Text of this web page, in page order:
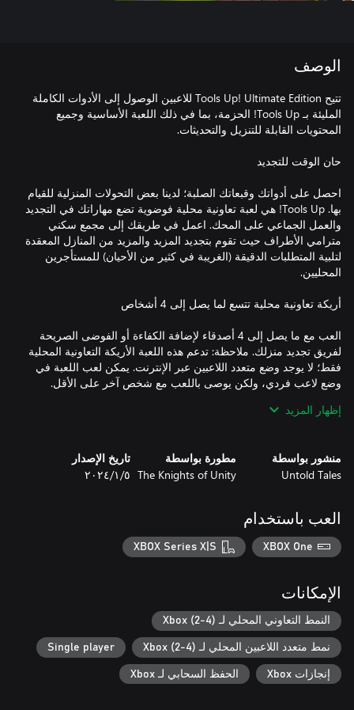
الوصف
تتيح Tools Up! Ultimate Edition للاعبين الوصول إلى الأدوات الكاملة
المليئة بـ Tools Up! الحزمة، بما في ذلك اللعبة الأساسية وجميع
احصل على أدواتك وقبعاتك الصلبة؛ لدينا بعض التحولات المنزلية للقيام
بها. Tools Up! هي لعبة تعاونية محلية فوضوية تضع مهاراتك في التجديد
والعمل الجماعي على المحك. اعمل في طريقك إلى مجمع سكني
مترامي الأطراف حيث تقوم بتجديد المزيد والمزيد من المنازل المعقدة
لتلبية المتطلبات الدقيقة (الغريبة في كثير من الأحيان) للمستأجرين
العب مع ما يصل إلى 4 أصدقاء لإضافة الكفاءة أو الفوضى الصريحة
لفريق تجديد منزلك. ملاحظة: تدعم هذه اللعبة الأريكة التعاونية المحلية
فقط؛ لا يوجد وضع متعدد اللاعبين عبر الإنترنت. يمكن لعب اللعبة في
كل مستوى يتطلب منك معالجة الكثير من الوظائف وعدم إحداث
فوضى فيها. كنس أطقم الهدم، وطلاء الجدران، ووضع البلاط، وتجصيص
وضع لاعب ضد لاعب جديد تمامًا يضع فريقك من المجددين ضد بعضهم
الفرق الأخرى في كل خطوة على الطريق. ستبقي معدلات اللعب
المختلفة الجميع على أهبة الاستعداد ويمكن لعبها في مجموعات
إظهار المزيد
منشور بواسطة
Untold Tales
مطورة بواسطة
The Knights of Unity
تاريخ الإصدار
٥‏/١‏/٢٠٢٤
العب باستخدام
XBOX One
XBOX Series X|S
الإمكانات
النمط التعاوني المحلي لـ Xbox (2-4)
نمط متعدد اللاعبين المحلي لـ Xbox (2-4) Single player
إنجازات Xbox الحفظ السحابي لـ Xbox